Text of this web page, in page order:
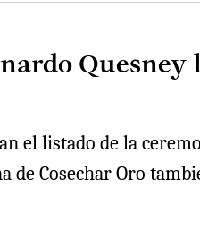
el listado de la
de Cosechar Oro